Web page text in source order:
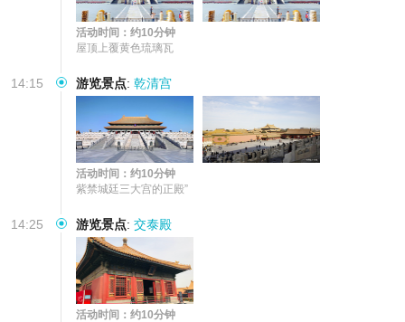
活动时间：约10分钟
屋顶上覆黄色琉璃瓦
14:15 游览景点: 乾清宫
活动时间：约10分钟
紫禁城廷三大宫的正殿”
14:25 游览景点: 交泰殿
活动时间：约10分钟